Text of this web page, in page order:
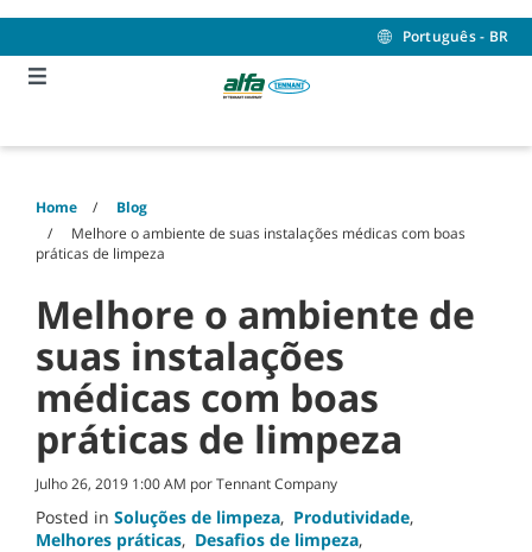
content
navigation
menu
Português - BR
Home
Blog
Melhore o ambiente de suas instalações médicas com boas
práticas de limpeza
Melhore o ambiente de
suas instalações
médicas com boas
práticas de limpeza
Julho 26, 2019 1:00 AM por Tennant Company
Posted in Soluções de limpeza, Produtividade,
Melhores práticas, Desafios de limpeza,